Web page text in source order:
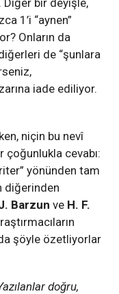
Diğer bir deyişle,
1’i “aynen”
Onların da
de “şunlara
iade ediliyor.
niçin bu nevî
çoğunlukla cevabı:
yönünden tam
diğerinden
Barzun ve H. F.
şöyle özetliyorlar
doğru,